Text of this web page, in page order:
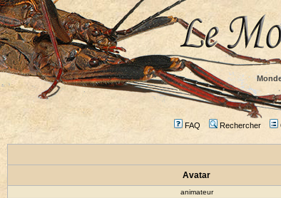
FAQ Rechercher
Avatar
animateur